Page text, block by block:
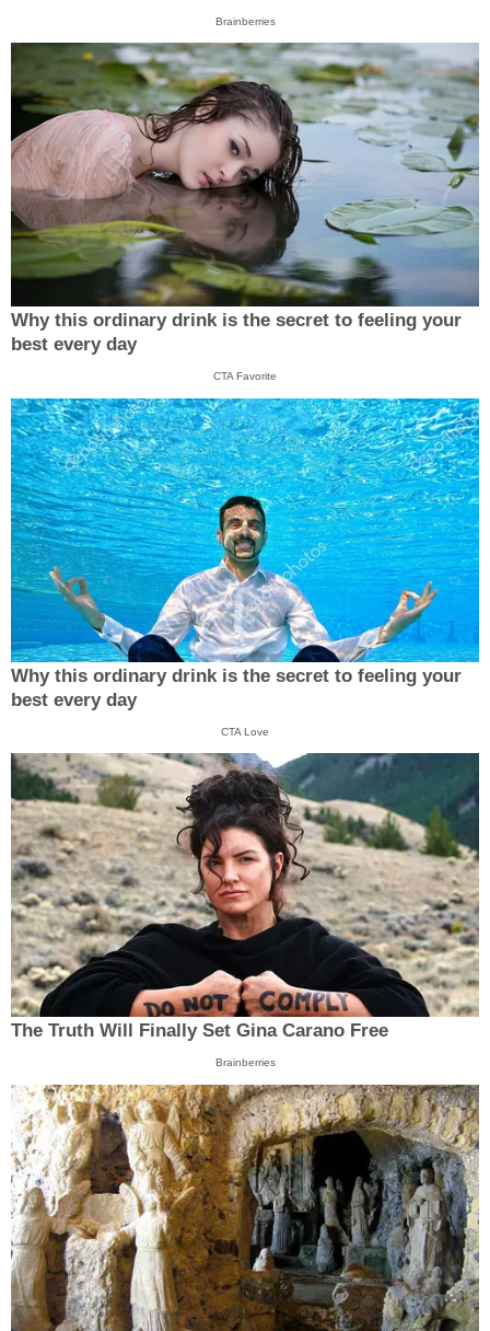
Brainberries
Why this ordinary drink is the secret to feeling your
best every day
CTA Favorite
Why this ordinary drink is the secret to feeling your
best every day
CTA Love
The Truth Will Finally Set Gina Carano Free
Brainberries